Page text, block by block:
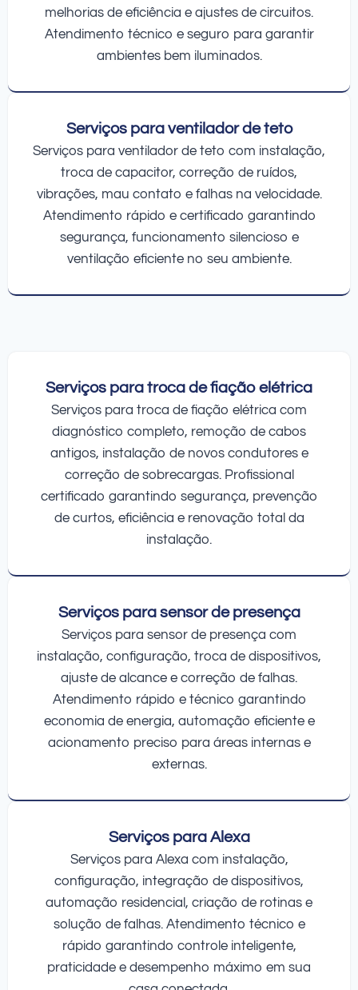
melhorias de eficiência e ajustes de circuitos.
Atendimento técnico e seguro para garantir
ambientes bem iluminados.
Serviços para ventilador de teto
Serviços para ventilador de teto com instalação,
troca de capacitor, correção de ruídos,
vibrações, mau contato e falhas na velocidade.
Atendimento rápido e certificado garantindo
segurança, funcionamento silencioso e
ventilação eficiente no seu ambiente.
Serviços para troca de fiação elétrica
Serviços para troca de fiação elétrica com
diagnóstico completo, remoção de cabos
antigos, instalação de novos condutores e
correção de sobrecargas. Profissional
certificado garantindo segurança, prevenção
de curtos, eficiência e renovação total da
instalação.
Serviços para sensor de presença
Serviços para sensor de presença com
instalação, configuração, troca de dispositivos,
ajuste de alcance e correção de falhas.
Atendimento rápido e técnico garantindo
economia de energia, automação eficiente e
acionamento preciso para áreas internas e
externas.
Serviços para Alexa
Serviços para Alexa com instalação,
configuração, integração de dispositivos,
automação residencial, criação de rotinas e
solução de falhas. Atendimento técnico e
rápido garantindo controle inteligente,
praticidade e desempenho máximo em sua